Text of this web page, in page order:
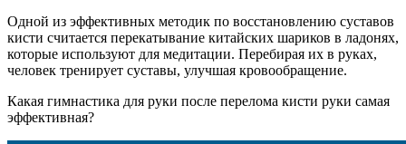
Одной из эффективных методик по восстановлению суставов
кисти считается перекатывание китайских шариков в ладонях,
которые используют для медитации. Перебирая их в руках,
человек тренирует суставы, улучшая кровообращение.
Какая гимнастика для руки после перелома кисти руки самая
эффективная?